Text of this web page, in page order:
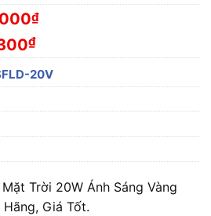
₫
₫
20V
Trời 20W Ánh Sáng Vàng
Hãng, Giá Tốt.